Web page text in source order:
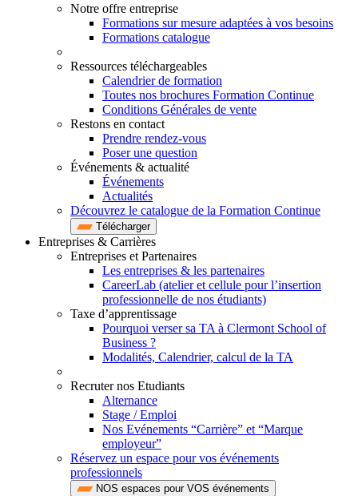
Notre offre entreprise
Formations sur mesure adaptées à vos besoins
Formations catalogue
Ressources téléchargeables
Calendrier de formation
Toutes nos brochures Formation Continue
Conditions Générales de vente
Restons en contact
Prendre rendez-vous
Poser une question
Événements & actualité
Événements
Actualités
Découvrez le catalogue de la Formation Continue
Télécharger
Entreprises & Carrières
Entreprises et Partenaires
Les entreprises & les partenaires
CareerLab (atelier et cellule pour l’insertion
professionnelle de nos étudiants)
Taxe d’apprentissage
Pourquoi verser sa TA à Clermont School of
Business ?
Modalités, Calendrier, calcul de la TA
Recruter nos Etudiants
Alternance
Stage / Emploi
Nos Evénements “Carrière” et “Marque
employeur”
Réservez un espace pour vos événements
professionnels
NOS espaces pour VOS événements